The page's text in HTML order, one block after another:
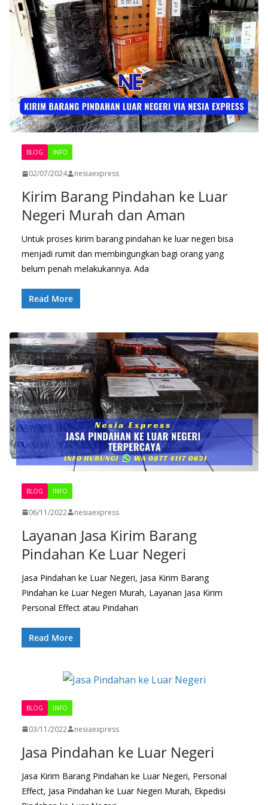
BLOG INFO
02/07/2024 nesiaexpress
Kirim Barang Pindahan ke Luar
Negeri Murah dan Aman
Untuk proses kirim barang pindahan ke luar negeri bisa
menjadi rumit dan membingungkan bagi orang yang
belum penah melakukannya. Ada
Read More
BLOG INFO
06/11/2022 nesiaexpress
Layanan Jasa Kirim Barang
Pindahan Ke Luar Negeri
Jasa Pindahan ke Luar Negeri, Jasa Kirim Barang
Pindahan ke Luar Negeri Murah, Layanan Jasa Kirim
Personal Effect atau Pindahan
Read More
BLOG INFO
03/11/2022 nesiaexpress
Jasa Pindahan ke Luar Negeri
Jasa Kirim Barang Pindahan ke Luar Negeri, Personal
Effect, Jasa Pindahan ke Luar Negeri Murah, Ekpedisi